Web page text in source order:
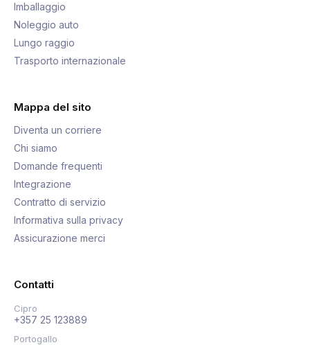
Imballaggio
Noleggio auto
Lungo raggio
Trasporto internazionale
Mappa del sito
Diventa un corriere
Chi siamo
Domande frequenti
Integrazione
Contratto di servizio
Informativa sulla privacy
Assicurazione merci
Contatti
Cipro
+357 25 123889
Portogallo